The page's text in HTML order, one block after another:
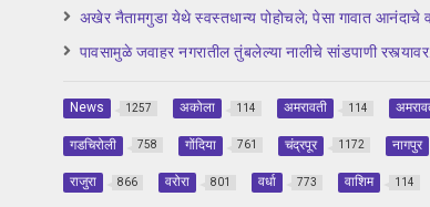
अखेर नैतामगुडा येथे स्वस्तधान्य पोहोचले; पेसा गावात आनंदाचे
पावसामुळे जवाहर नगरातील तुंबलेल्या नालीचे सांडपाणी रस्त्यावर…
News 1257 अकोला 114 अमरावती 114
गडचिरोली 758 गोंदिया 761 चंद्रपूर 1172 नागपुर
राजुरा 866 वरोरा 801 वर्धा 773 वाशिम 114